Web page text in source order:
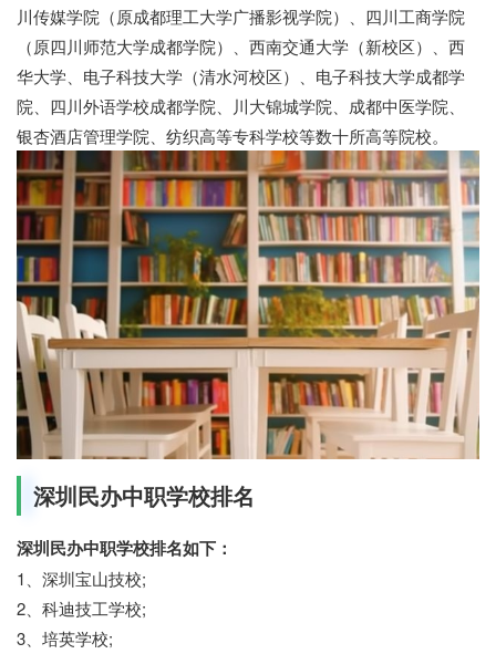
川传媒学院（原成都理工大学广播影视学院）、四川工商学院
（原四川师范大学成都学院）、西南交通大学（新校区）、西
华大学、电子科技大学（清水河校区）、电子科技大学成都学
院、四川外语学校成都学院、川大锦城学院、成都中医学院、
银杏酒店管理学院、纺织高等专科学校等数十所高等院校。
深圳民办中职学校排名
深圳民办中职学校排名如下：
1、深圳宝山技校;
2、科迪技工学校;
3、培英学校;